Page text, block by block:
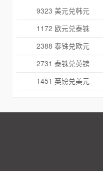
9323 美元兑韩元
1172 欧元兑泰铢
2388 泰铢兑欧元
2731 泰铢兑英镑
1451 英镑兑美元